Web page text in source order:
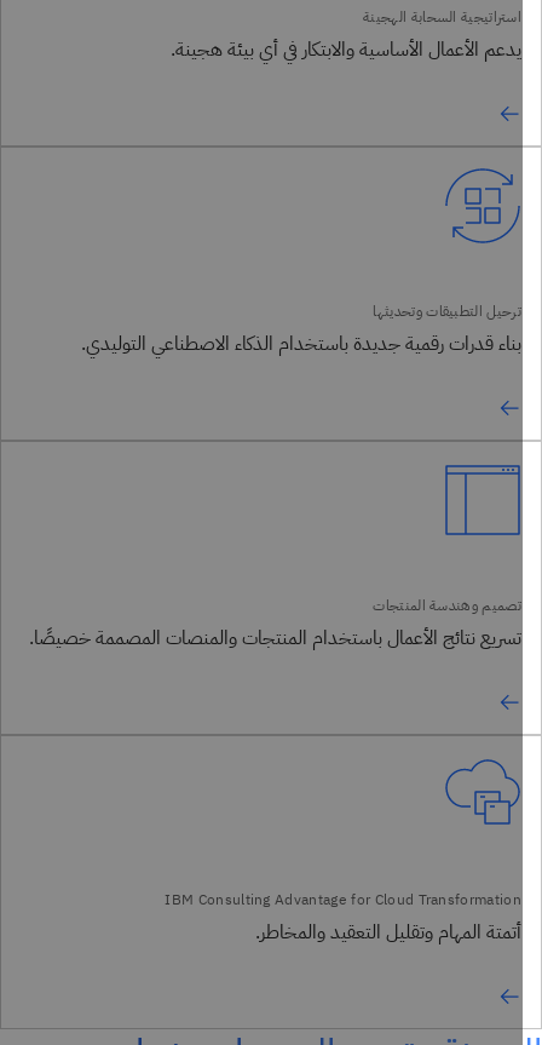
يدعم الأعمال الأساسية والابتكار في أي بيئة هجينة.
بناء قدرات رقمية جديدة باستخدام الذكاء الاصطناعي التوليدي.
تسريع نتائج الأعمال باستخدام المنتجات والمنصات المصممة خصيصًا.
أتمتة المهام وتقليل التعقيد والمخاطر.